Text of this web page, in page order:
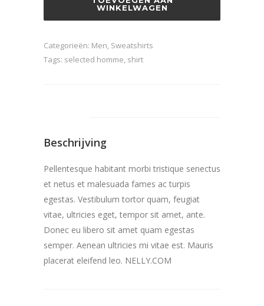
WINKELWAGEN
Categorieën: Men, Sweatshirts
Tags: selected homme, shirt
Beschrijving
Pellentesque habitant morbi tristique senectus
et netus et malesuada fames ac turpis
egestas. Vestibulum tortor quam, feugiat
vitae, ultricies eget, tempor sit amet, ante.
Donec eu libero sit amet quam egestas
semper. Aenean ultricies mi vitae est. Mauris
placerat eleifend leo. NELLY.COM